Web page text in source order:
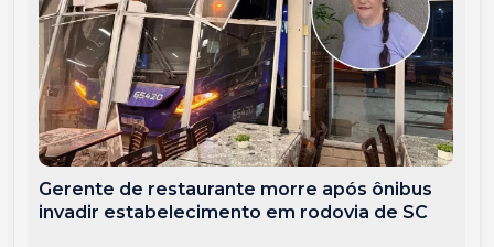
Gerente de restaurante morre após ônibus
invadir estabelecimento em rodovia de SC